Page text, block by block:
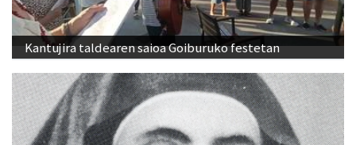
Kantujira taldearen saioa Goiburuko festetan